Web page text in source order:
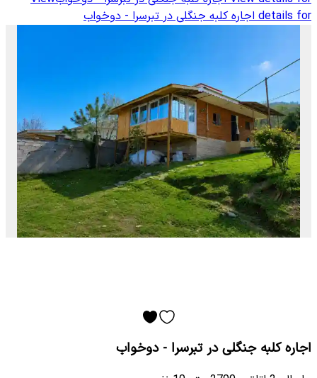
details for اجاره کلبه جنگلی در تبرسرا - دوخواب
اجاره کلبه جنگلی در تبرسرا - دوخواب